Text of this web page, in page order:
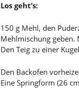
Los geht’s:
150 g Mehl, den
Mehlmischung geben.
Den Teig zu einer
Den Backofen
Eine Springform (26